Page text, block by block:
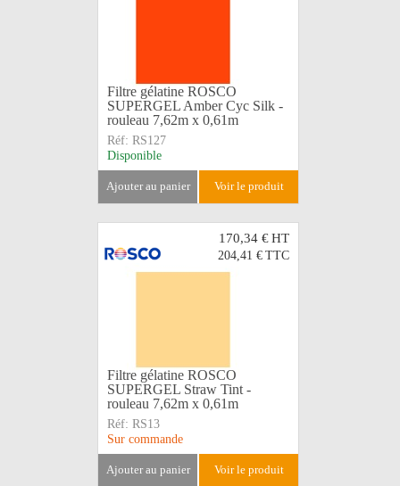
Filtre gélatine ROSCO
SUPERGEL Amber Cyc Silk -
rouleau 7,62m x 0,61m
Réf: RS127
Disponible
ajouter au panier voir le produit
170,34 €HT
204,41 € TTC
Filtre gélatine ROSCO
SUPERGEL Straw Tint -
rouleau 7,62m x 0,61m
Réf: RS13
Sur commande
ajouter au panier voir le produit